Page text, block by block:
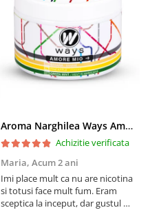
Aroma Narghilea Ways Amore - Banana, Ananas si Menta, 200gr
Achizitie verificata
Maria, Acum 2 ani
Imi place mult ca nu are nicotina
si totusi face mult fum. Eram
sceptica la inceput, dar gustul de